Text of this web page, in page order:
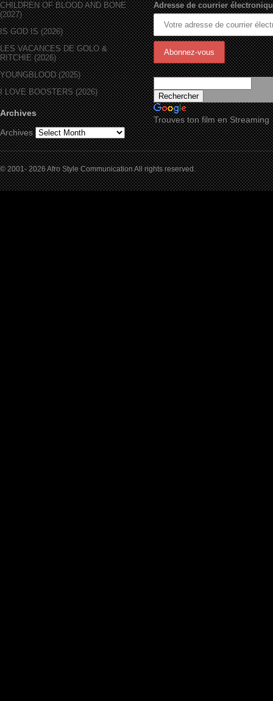
CHILDREN OF BLOOD AND BONE
(2027)
IS GOD IS (2026)
LES VACANCES DE GOLO &
RITCHIE (2026)
YOUNGBLOOD (2025)
I LOVE BOOSTERS (2026)
Archives
Archives
Adresse de courrier
Trouves ton film en Streaming
© 2001- 2026 Afro Style Communication All rights reserved.